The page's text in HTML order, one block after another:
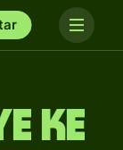
ke